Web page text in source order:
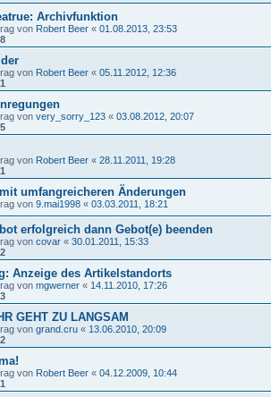
Archivfunktion
von Robert Beer « 01.08.2013, 23:53
8
von Robert Beer « 05.11.2012, 12:36
1
von very_sorry_123 « 03.08.2012, 20:07
5
von Robert Beer « 28.11.2011, 19:28
1
umfangreicheren Änderungen
von 9.mai1998 « 03.03.2011, 18:21
erfolgreich dann Gebot(e) beenden
von covar « 30.01.2011, 15:33
2
Anzeige des Artikelstandorts
von mgwerner « 14.11.2010, 17:26
3
GEHT ZU LANGSAM
von grand.cru « 13.06.2010, 20:09
2
von Robert Beer « 04.12.2009, 10:44
1